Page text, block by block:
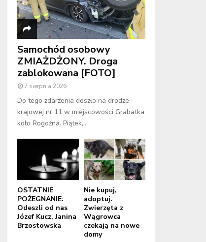
Samochód osobowy
ZMIAŻDŻONY. Droga
zablokowana [FOTO]
7 sierpnia 2026
Do tego zdarzenia doszło na drodze
krajowej nr 11 w miejscowości Grabatka
koło Rogoźna. Piątek,...
OSTATNIE
POŻEGNANIE:
Odeszli od nas
Józef Kucz, Janina
Brzostowska
Nie kupuj,
adoptuj.
Zwierzęta z
Wągrowca
czekają na nowe
domy